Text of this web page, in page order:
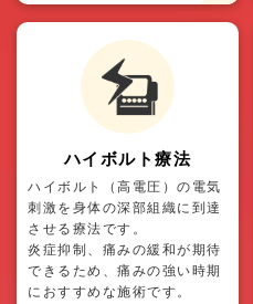
ハイボルト療法
ハイボルト（高電圧）の電気
刺激を身体の深部組織に到達
させる療法です。
炎症抑制、痛みの緩和が期待
できるため、痛みの強い時期
におすすめな施術です。